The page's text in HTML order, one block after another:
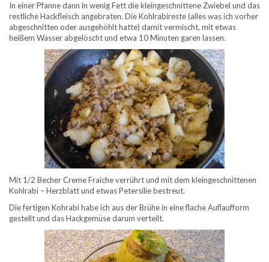
In einer Pfanne dann in wenig Fett die kleingeschnittene Zwiebel und das
restliche Hackfleisch angebraten. Die Kohlrabireste (alles was ich vorher
abgeschnitten oder ausgehöhlt hatte) damit vermischt, mit etwas
heißem Wasser abgelöscht und etwa 10 Minuten garen lassen.
Mit 1/2 Becher Creme Fraiche verrührt und mit dem kleingeschnittenen
Kohlrabi – Herzblatt und etwas Petersilie bestreut.
Die fertigen Kohrabi habe ich aus der Brühe in eine flache Auflaufform
gestellt und das Hackgemüse darum verteilt.